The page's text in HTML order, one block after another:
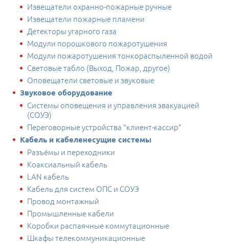
Извещатели охранно-пожарные ручные
Извещатели пожарные пламени
Детекторы угарного газа
Модули порошкового пожаротушения
Модули пожаротушения тонкораспыленной водой
Световые табло (Выход, Пожар, другое)
Оповещатели световые и звуковые
Звуковое оборудование
Системы оповещения и управления эвакуацией
(СОУЭ)
Переговорные устройства "клиент-кассир"
Кабель и кабеленесущие системы
Разъёмы и переходники
Коаксиальный кабель
LAN кабель
Кабель для систем ОПС и СОУЭ
Провод монтажный
Промышленные кабели
Коробки распаячные коммутационные
Шкафы телекоммуникационные